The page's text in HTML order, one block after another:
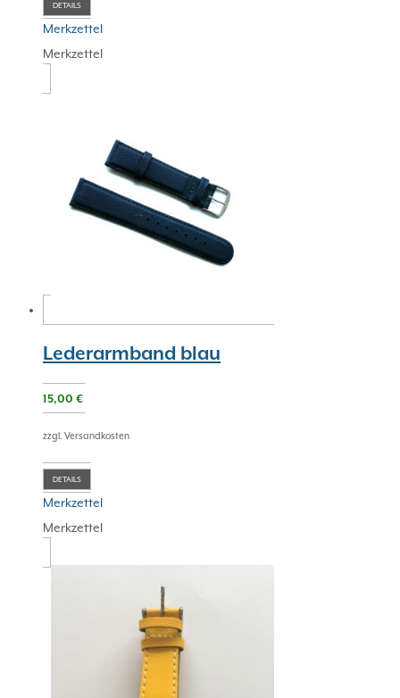
DETAILS
Merkzettel
Merkzettel
Lederarmband blau
15,00 €
zzgl. Versandkosten
DETAILS
Merkzettel
Merkzettel